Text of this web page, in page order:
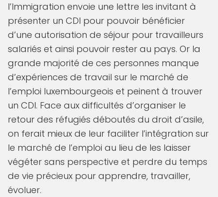
l’Immigration envoie une lettre les invitant à
présenter un CDI pour pouvoir bénéficier
d’une autorisation de séjour pour travailleurs
salariés et ainsi pouvoir rester au pays. Or la
grande majorité de ces personnes manque
d’expériences de travail sur le marché de
l’emploi luxembourgeois et peinent à trouver
un CDI. Face aux difficultés d’organiser le
retour des réfugiés déboutés du droit d’asile,
on ferait mieux de leur faciliter l’intégration sur
le marché de l’emploi au lieu de les laisser
végéter sans perspective et perdre du temps
de vie précieux pour apprendre, travailler,
évoluer.